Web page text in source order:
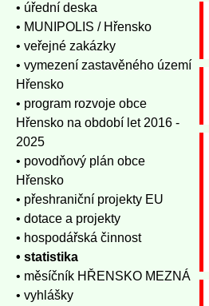
• úřední deska
• MUNIPOLIS / Hřensko
• veřejné zakázky
• vymezení zastavěného území
Hřensko
• program rozvoje obce
Hřensko na období let 2016 -
2025
• povodňový plán obce
Hřensko
• přeshraniční projekty EU
• dotace a projekty
• hospodářská činnost
• statistika
• měsíčník HŘENSKO MEZNÁ
• vyhlášky